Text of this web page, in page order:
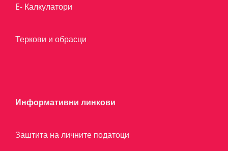
E- Калкулатори
Теркови и обрасци
Информативни линкови
Заштита на личните податоци